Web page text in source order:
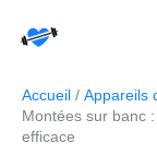
Accueil
Appareils
Montées sur banc
efficace